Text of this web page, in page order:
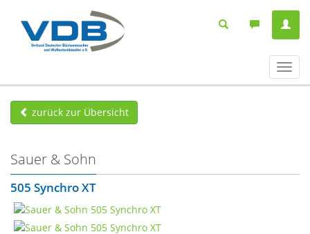
ein-/
zurück zur Übersicht
Sauer & Sohn
505 Synchro XT